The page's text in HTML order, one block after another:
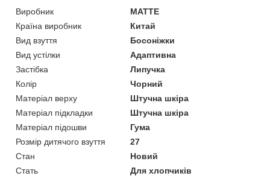
Виробник
MATTE
Країна виробник
Китай
Вид взуття
Босоніжки
Вид устілки
Адаптивна
Застібка
Липучка
Колір
Чорний
Матеріал верху
Штучна шкіра
Матеріал підкладки
Штучна шкіра
Матеріал підошви
Гума
Розмір дитячого взуття
27
Стан
Новий
Стать
Для хлопчиків